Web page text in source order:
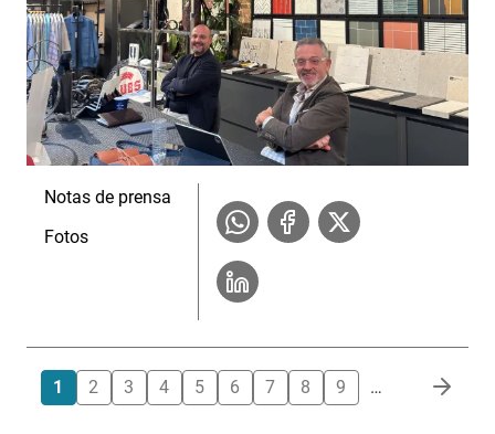
Notas de prensa
Fotos
Paginación
1 2 3 4 5 6 7 8 9 …